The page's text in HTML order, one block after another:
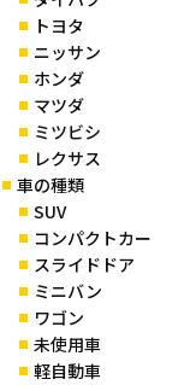
トヨタ
ニッサン
ホンダ
マツダ
ミツビシ
レクサス
車の種類
SUV
コンパクトカー
スライドドア
ミニバン
ワゴン
未使用車
軽自動車